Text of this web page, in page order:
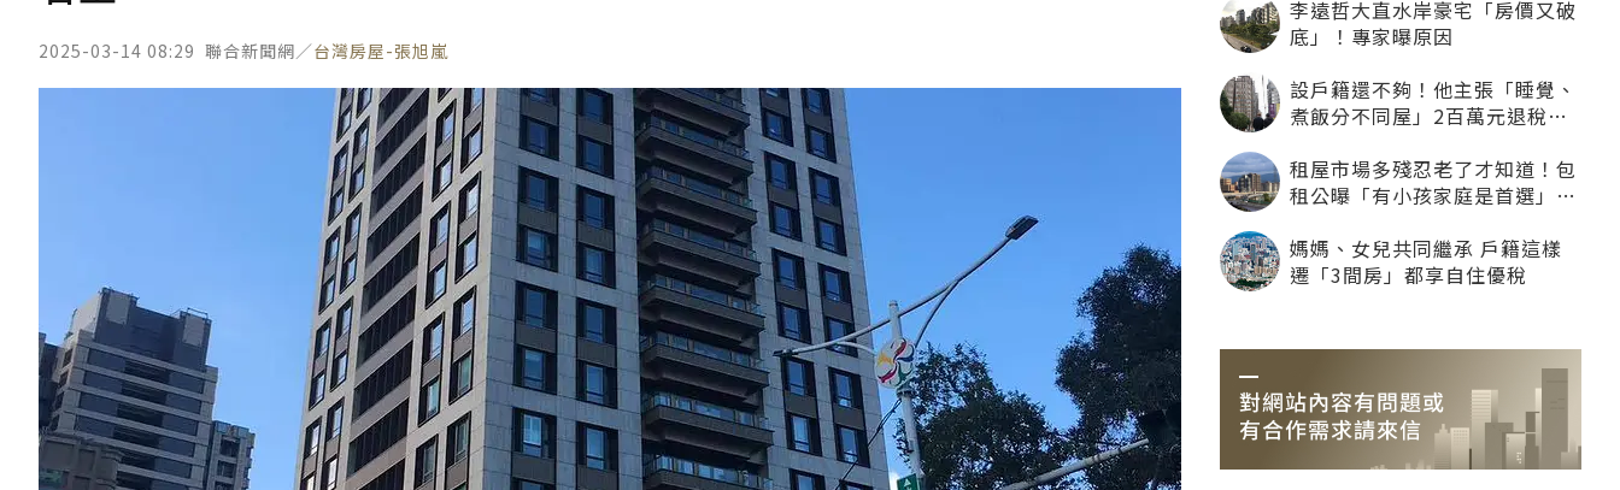
2025-03-14 08:29 聯合新聞網／台灣房屋-張旭嵐
李遠哲大直水岸豪宅「房價又破
底」！專家曝原因
設戶籍還不夠！他主張「睡覺、
煮飯分不同屋」2百萬元退稅照
租屋市場多殘忍老了才知道！包
租公曝「有小孩家庭是首選」：
媽媽、女兒共同繼承 戶籍這樣
遷「3間房」都享自住優稅